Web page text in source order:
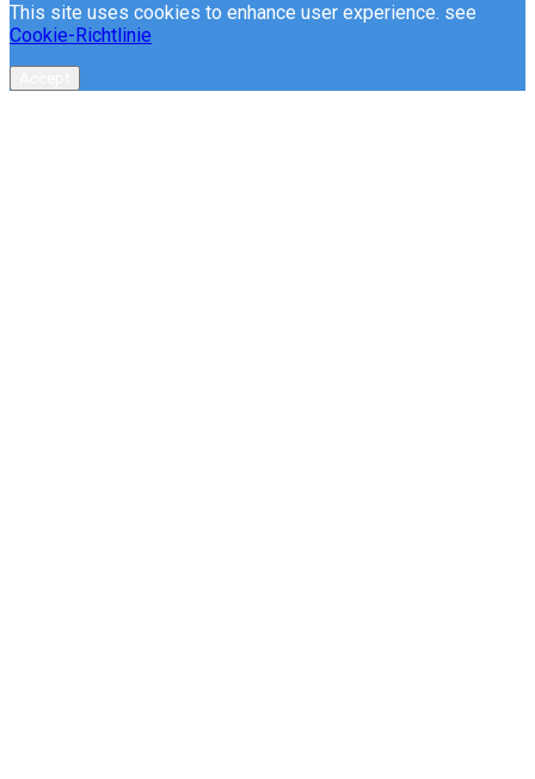
This site uses cookies to enhance user experience. see
Cookie-Richtlinie